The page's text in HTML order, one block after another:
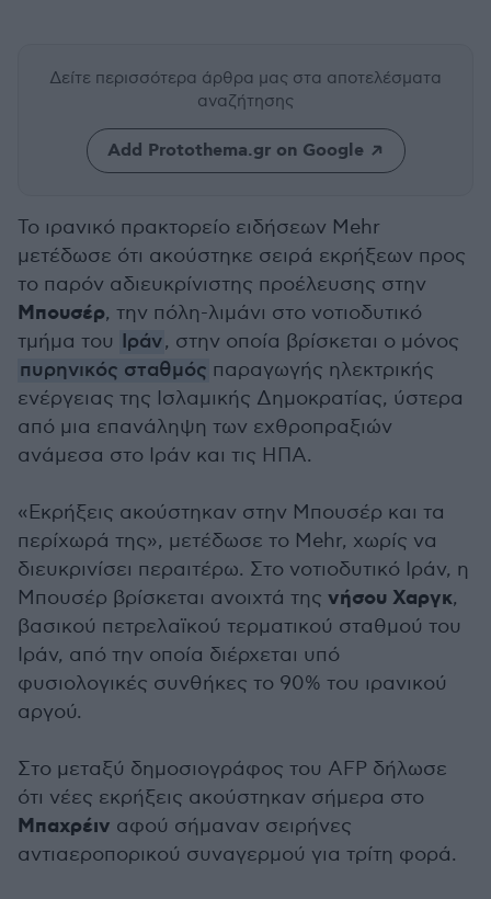
Δείτε περισσότερα άρθρα μας στα αποτελέσματα
αναζήτησης
Add Protothema.gr on Google
Το ιρανικό πρακτορείο ειδήσεων Mehr
μετέδωσε ότι ακούστηκε σειρά εκρήξεων προς
το παρόν αδιευκρίνιστης προέλευσης στην
Μπουσέρ, την πόλη-λιμάνι στο νοτιοδυτικό
τμήμα του Ιράν, στην οποία βρίσκεται ο μόνος
πυρηνικός σταθμός παραγωγής ηλεκτρικής
ενέργειας της Ισλαμικής Δημοκρατίας, ύστερα
από μια επανάληψη των εχθροπραξιών
ανάμεσα στο Ιράν και τις ΗΠΑ.
«Εκρήξεις ακούστηκαν στην Μπουσέρ και τα
περίχωρά της», μετέδωσε το Mehr, χωρίς να
διευκρινίσει περαιτέρω. Στο νοτιοδυτικό Ιράν, η
Μπουσέρ βρίσκεται ανοιχτά της νήσου Χαργκ,
βασικού πετρελαϊκού τερματικού σταθμού του
Ιράν, από την οποία διέρχεται υπό
φυσιολογικές συνθήκες το 90% του ιρανικού
αργού.
Στο μεταξύ δημοσιογράφος του AFP δήλωσε
ότι νέες εκρήξεις ακούστηκαν σήμερα στο
Μπαχρέιν αφού σήμαναν σειρήνες
αντιαεροπορικού συναγερμού για τρίτη φορά.